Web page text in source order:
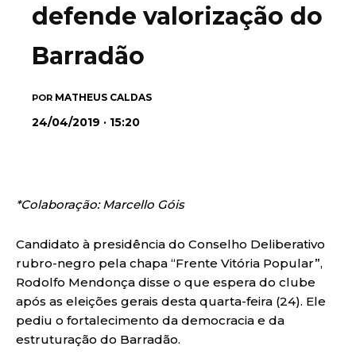
defende valorização do
Barradão
POR MATHEUS CALDAS
24/04/2019 · 15:20
*Colaboração: Marcello Góis
Candidato à presidência do Conselho Deliberativo
rubro-negro pela chapa “Frente Vitória Popular”,
Rodolfo Mendonça disse o que espera do clube
após as eleições gerais desta quarta-feira (24). Ele
pediu o fortalecimento da democracia e da
estruturação do Barradão.